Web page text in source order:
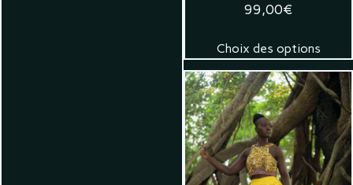
99,00€
Choix des options